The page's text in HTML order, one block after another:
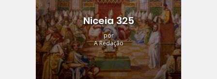
Niceia 325
por
A Redação